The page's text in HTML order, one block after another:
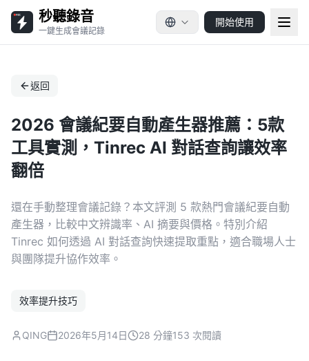
秒聽錄音
一鍵生成會議記錄
開始使用
返回
2026 會議紀要自動產生器推薦：5款
工具實測，Tinrec AI 對話查詢讓效率
翻倍
還在手動整理會議記錄？本文評測 5 款熱門會議紀要自動
產生器，比較中文辨識率、AI 摘要與價格。特別介紹
Tinrec 如何透過 AI 對話查詢快速提取重點，適合職場人士
與團隊提升協作效率。
效率提升技巧
QING 2026年5月14日 28 分鐘153 次閱讀